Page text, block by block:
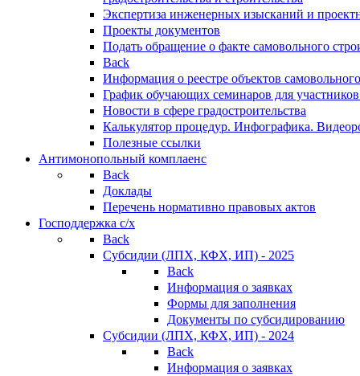
Экспертиза инженерных изысканий и
Проекты документов
Подать обращение о факте самовольного
Back
Информация о реестре объектов
График обучающих семинаров для участников
Новости в сфере градостроительства
Калькулятор процедур. Инфографика.
Полезные ссылки
Антимонопольный комплаенс
Back
Доклады
Перечень нормативно правовых актов
Господдержка с/х
Back
Субсидии (ЛПХ, КФХ, ИП) - 2025
Back
Информация о заявках
Формы для заполнения
Документы по субсидированию
Субсидии (ЛПХ, КФХ, ИП) - 2024
Back
Информация о заявках